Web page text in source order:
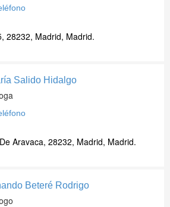
28232, Madrid, Madrid.
Salido Hidalgo
Aravaca, 28232, Madrid, Madrid.
Beteré Rodrigo